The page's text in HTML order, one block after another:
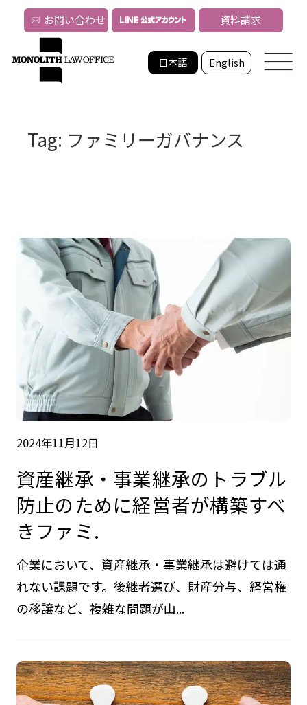
日本語 English
お問い合わせ 資料請求
Tag: ファミリーガバナンス
2024年11月12日
資産継承・事業継承のトラブル
防止のために経営者が構築すべ
きファミ.
企業において、資産継承・事業継承は避けては通
れない課題です。後継者選び、財産分与、経営権
の移譲など、複雑な問題が山...